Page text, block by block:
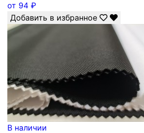
от 94 ₽
Добавить в избранное
В наличии